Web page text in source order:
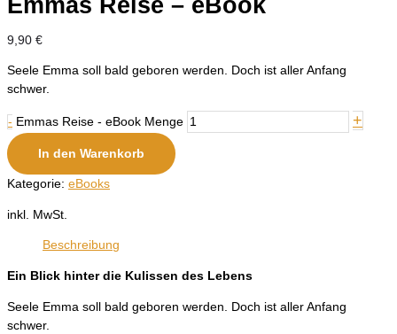
9,90 €
Seele Emma soll bald geboren werden. Doch ist aller Anfang
schwer.
- Emmas Reise - eBook Menge +
In den Warenkorb
Kategorie: eBooks
inkl. MwSt.
Beschreibung
Ein Blick hinter die Kulissen des Lebens
Seele Emma soll bald geboren werden. Doch ist aller Anfang
schwer.